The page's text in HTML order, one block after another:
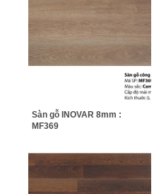
Sàn gỗ INOVAR 8mm :
MF369